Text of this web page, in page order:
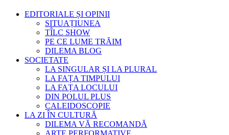
EDITORIALE ȘI OPINII
SITUAȚIUNEA
TÎLC SHOW
PE CE LUME TRĂIM
DILEMA BLOG
SOCIETATE
LA SINGULAR ȘI LA PLURAL
LA FAȚA TIMPULUI
LA FAȚA LOCULUI
DIN POLUL PLUS
CALEIDOSCOPIE
LA ZI ÎN CULTURĂ
DILEMA VĂ RECOMANDĂ
ARTE PERFORMATIVE